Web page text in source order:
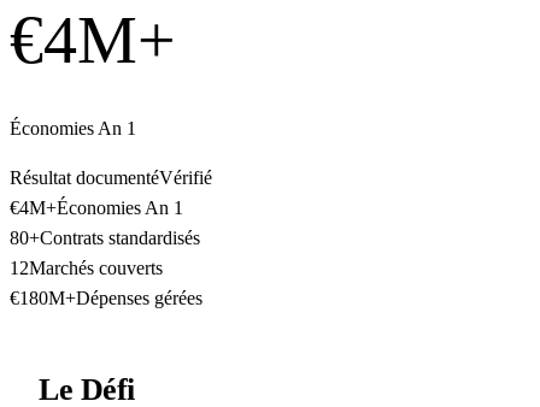
€4M+
Économies An 1
Résultat documentéVérifié
€4M+Économies An 1
80+Contrats standardisés
12Marchés couverts
€180M+Dépenses gérées
Le Défi